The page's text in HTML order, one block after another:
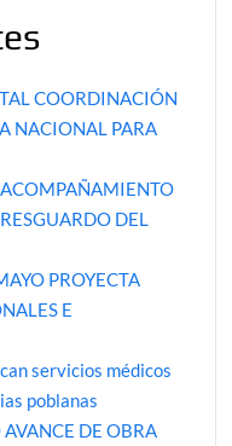
COORDINACIÓN
NACIONAL PARA
DEL
PROYECTA
E
servicios médicos
poblanas
DE OBRA